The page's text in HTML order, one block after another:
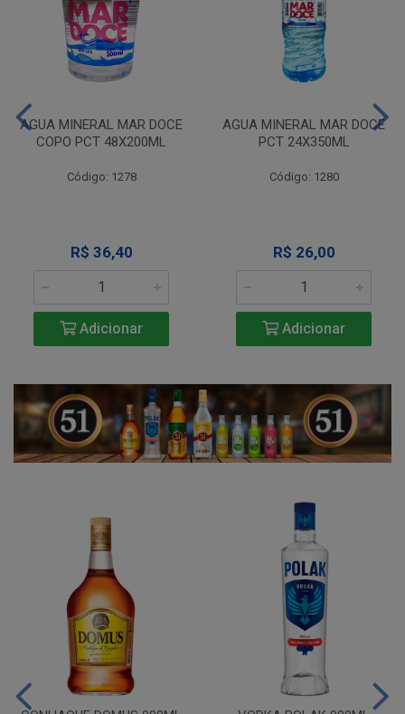
AGUA MINERAL MAR DOCE
COPO PCT 48X200ML
Código: 1278
R$ 36,40
Adicionar
AGUA MINERAL MAR DOCE
PCT 24X350ML
Código: 1280
R$ 26,00
Adicionar